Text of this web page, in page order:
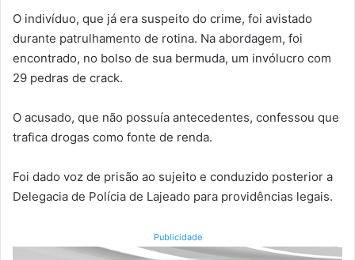
O indivíduo, que já era suspeito do crime, foi avistado
durante patrulhamento de rotina. Na abordagem, foi
encontrado, no bolso de sua bermuda, um invólucro com
29 pedras de crack.
O acusado, que não possuía antecedentes, confessou que
trafica drogas como fonte de renda.
Foi dado voz de prisão ao sujeito e conduzido posterior a
Delegacia de Polícia de Lajeado para providências legais.
Publicidade